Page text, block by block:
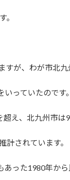
。
が、わが市北
っていたのです。
え、北九州市は
計されています。
った1980年か